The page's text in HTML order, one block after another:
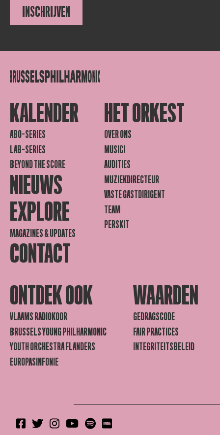
INSCHRIJVEN
KALENDER
ABO-SERIES
LAB-SERIES
BEYOND THE SCORE
NIEUWS
EXPLORE
MAGAZINES & UPDATES
CONTACT
HET ORKEST
OVER ONS
MUSICI
AUDITIES
MUZIEKDIRECTEUR
VASTE GASTDIRIGENT
TEAM
PERSKIT
ONTDEK OOK
VLAAMS RADIOKOOR
BRUSSELS YOUNG PHILHARMONIC
YOUTH ORCHESTRA FLANDERS
EUROPASINFONIE
WAARDEN
GEDRAGSCODE
FAIR PRACTICES
INTEGRITEITSBELEID